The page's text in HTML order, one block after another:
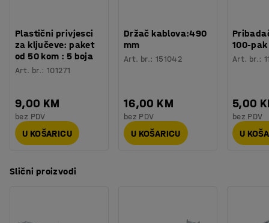
Plastični privjesci
za ključeve: paket
od 50 kom : 5 boja
Art. br.:101271
9,00 KM
bez PDV
U KOŠARICU
Držač kablova:490
mm
Art. br.: 151042
16,00 KM
bez PDV
U KOŠARICU
100-pak
Art. br.:
5,00
bez PDV
U
Slični proizvodi